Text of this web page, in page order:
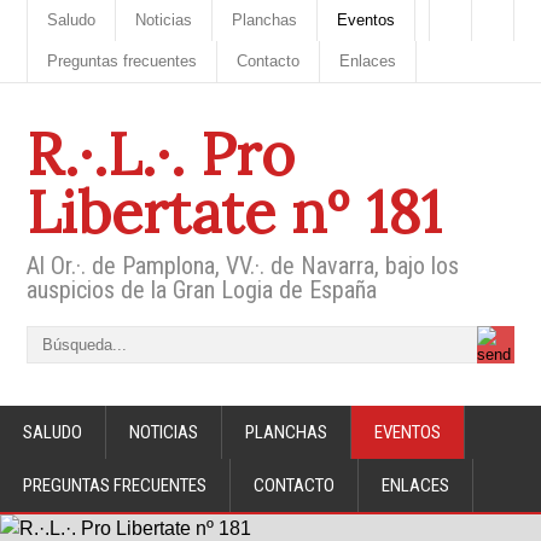
Saludo Noticias Planchas Eventos
Preguntas frecuentes Contacto Enlaces
R.·.L.·. Pro
Libertate nº 181
Al Or.·. de Pamplona, VV.·. de Navarra, bajo los
auspicios de la Gran Logia de España
SALUDO NOTICIAS PLANCHAS EVENTOS
PREGUNTAS FRECUENTES CONTACTO ENLACES